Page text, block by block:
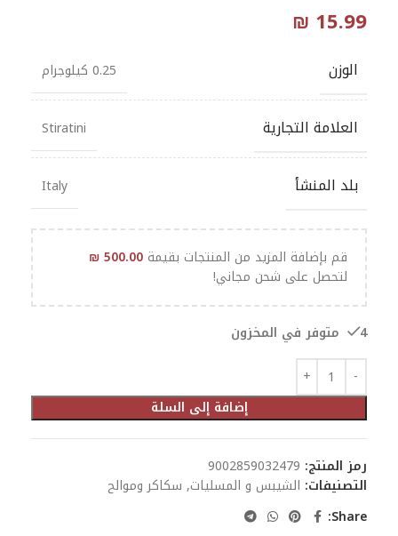
₪ 15.99
الوزن 0.25 كيلوجرام
العلامة التجارية Stiratini
بلد المنشأ Italy
قم بإضافة المزيد من المنتجات بقيمة ₪500.00
لتحصل على شحن مجاني!
4 متوفر في المخزون
إضافة إلى السلة
رمز المنتج: 9002859032479
التصنيفات: الشيبس و المسليات, سكاكر وموالح
Share: